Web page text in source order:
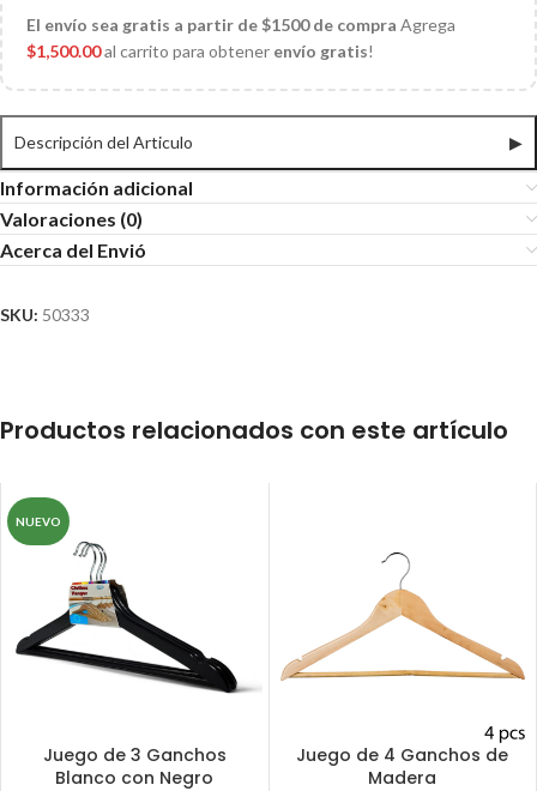
El envío sea gratis a partir de $1500 de compra Agrega
$1,500.00al carrito para obtener envío gratis!
Descripción del Articulo ▶
Información adicional
Valoraciones (0)
Acerca del Envió
SKU: 50333
Productos relacionados con este artículo
NUEVO
Juego de 3 Ganchos
Blanco con Negro
Juego de 4 Ganchos de
Madera